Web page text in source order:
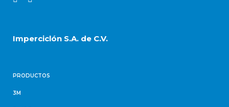
Imperciclón S.A. de C.V.
PRODUCTOS
3M